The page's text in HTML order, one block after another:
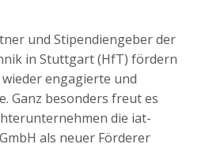
und Stipendiengeber der
in Stuttgart (HfT) fördern
engagierte und
Ganz besonders freut es
die iat-
als neuer Förderer